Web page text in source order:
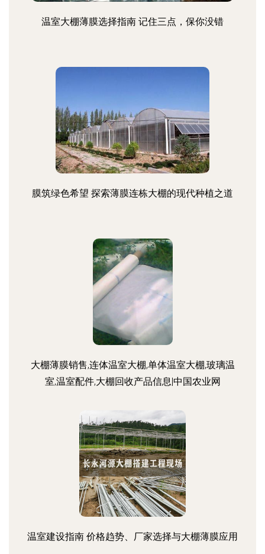
温室大棚薄膜选择指南 记住三点，保你没错
膜筑绿色希望 探索薄膜连栋大棚的现代种植之道
大棚薄膜销售,连体温室大棚,单体温室大棚,玻璃温
室,温室配件,大棚回收产品信息|中国农业网
温室建设指南 价格趋势、厂家选择与大棚薄膜应用